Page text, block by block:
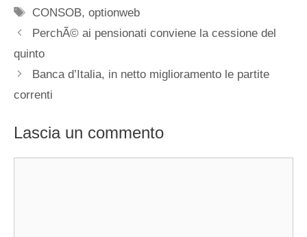
Tag
CONSOB,optionweb
PerchÃ© ai pensionati conviene la cessione del
quinto
Banca d’Italia, in netto miglioramento le partite
correnti
Lascia un commento